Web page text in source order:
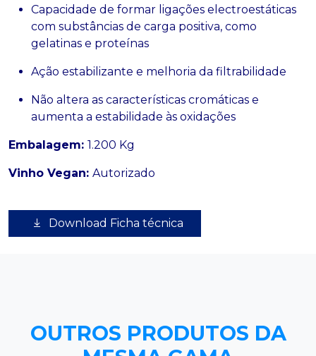
Capacidade de formar ligações electroestáticas
com substâncias de carga positiva, como
gelatinas e proteínas
Ação estabilizante e melhoria da filtrabilidade
Não altera as características cromáticas e
aumenta a estabilidade às oxidações
Embalagem: 1.200 Kg
Vinho Vegan: Autorizado
Download Ficha técnica
OUTROS PRODUTOS DA